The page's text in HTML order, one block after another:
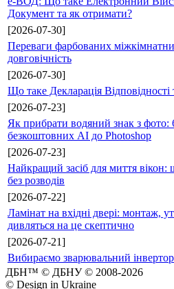
Документ та як отримати?
[2026-07-30]
Переваги фарбованих
довговічність
[2026-07-30]
Що таке Декларація Відповідності
[2026-07-23]
Як прибрати водяний знак з фото:
безкоштовних AI до Photoshop
[2026-07-23]
Найкращий засіб для миття вікон:
без розводів
[2026-07-22]
Ламінат на вхідні двері: монтаж,
дивляться на це скептично
[2026-07-21]
Вибираємо зварювальний
ДБН™ © ДБНУ © 2008-2026
© Design in Ukraine